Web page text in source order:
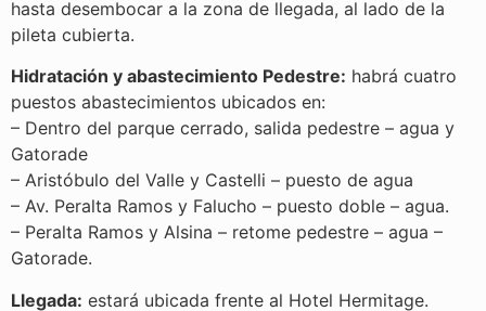
hasta desembocar a la zona de llegada, al lado de la
pileta cubierta.
Hidratación y abastecimiento Pedestre: habrá cuatro
puestos abastecimientos ubicados en:
– Dentro del parque cerrado, salida pedestre – agua y
Gatorade
– Aristóbulo del Valle y Castelli – puesto de agua
– Av. Peralta Ramos y Falucho – puesto doble – agua.
– Peralta Ramos y Alsina – retome pedestre – agua –
Gatorade.
Llegada: estará ubicada frente al Hotel Hermitage.